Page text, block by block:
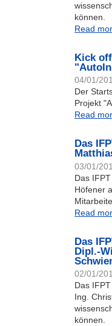
können.
Read
Kick
04/01/
Der
Projekt
Read
Das
03/01/
Das
Höfener
Read
Das
Dipl.-
02/01/
Das
Ing.
können.